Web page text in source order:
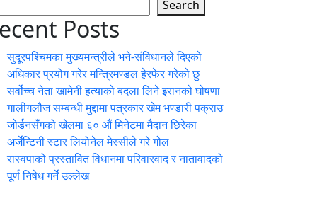
Search
Posts
सुदूरपश्चिमका मुख्यमन्त्रीले भने-संविधानले दिएको
अधिकार प्रयोग गरेर मन्त्रिमण्डल हेरफेर गरेको छु
सर्वोच्च नेता खामेनी हत्याको बदला लिने इरानको घोषणा
गालीगलौज सम्बन्धी मुद्दामा पत्रकार खेम भण्डारी पक्राउ
जोर्डनसँगको खेलमा ६० औं मिनेटमा मैदान छिरेका
अर्जेन्टिनी स्टार लियोनेल मेस्सीले गरे गोल
रास्वपाको प्रस्तावित विधानमा परिवारवाद र नातावादको
पूर्ण निषेध गर्ने उल्लेख